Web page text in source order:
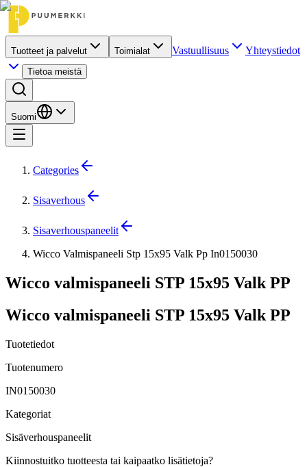
Tuotteet ja palvelut Toimialat Vastuullisuus Yhteystiedot
Tietoa meistä
Suomi
Categories
Sisaverhous
Sisaverhouspaneelit
Wicco Valmispaneeli Stp 15x95 Valk Pp In0150030
Wicco valmispaneeli STP 15x95 Valk PP
Wicco valmispaneeli STP 15x95 Valk PP
Tuotetiedot
Tuotenumero
IN0150030
Kategoriat
Sisäverhouspaneelit
Kiinnostuitko tuotteesta tai kaipaatko lisätietoja?